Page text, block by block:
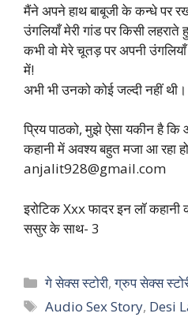
मैंने अपने हाथ बाबूजी के कन्धे पर
उंगलियाँ मेरी गांड पर किसी
कभी वो मेरे चूतड़ पर अपनी
में!
अभी भी उनको कोई जल्दी नहीं थी।
प्रिय पाठको, मुझे ऐसा यकीन है कि
कहानी में अवश्य बहुत मजा आ रहा
anjalit928@gmail.com
इरोटिक Xxx फादर इन लॉ कहानी
ससुर के साथ- 3
Categories
गे सेक्स स्टोरी,ग्रुप सेक्स
Tags
Audio Sex Story, Desi